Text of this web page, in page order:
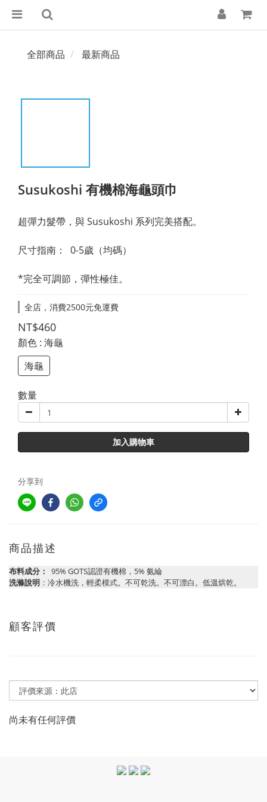
全部商品 最新商品
Susukoshi 有機棉海龜頭巾
超彈力髮帶，與 Susukoshi 系列完美搭配。
尺寸指南：  0-5歲（均碼）
*完全可調節，彈性極佳。
全店，消費2500元免運費
NT$460
顏色 : 海龜
海龜
數量
加入購物車
分享到
商品描述
布料成分：
95% GOTS認證有機棉，5% 氨綸
洗滌說明 ：冷水機洗，輕柔模式。不可乾洗。不可漂白。低溫烘乾。
顧客評價
尚未有任何評價